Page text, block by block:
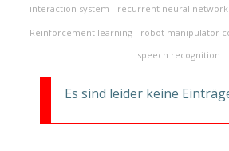
interaction system
recurrent neural network
Reinforcement learning
robot manipulator
speech recognition
Es sind leider keine